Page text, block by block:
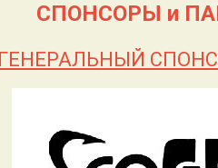
СПОНСОРЫ и
ГЕНЕРАЛЬНЫЙ